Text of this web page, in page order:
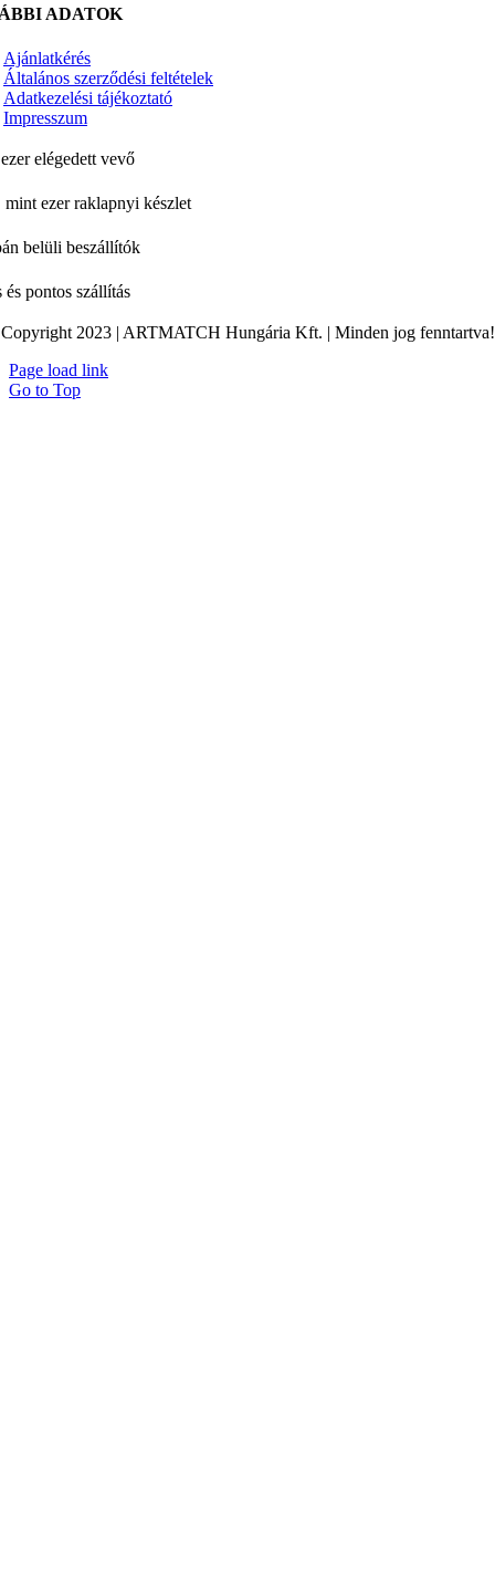
ADATOK
Ajánlatkérés
Általános szerződési feltételek
Adatkezelési tájékoztató
Impresszum
elégedett vevő
mint ezer raklapnyi készlet
belüli beszállítók
és pontos szállítás
Copyright 2023 | ARTMATCH Hungária Kft. | Minden jog fenntartva!
Page load link
Go to Top